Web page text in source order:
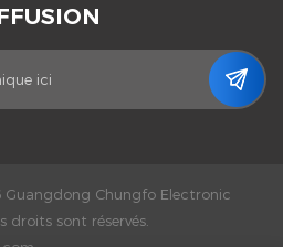
Chungfo Electronic
droits sont réservés.